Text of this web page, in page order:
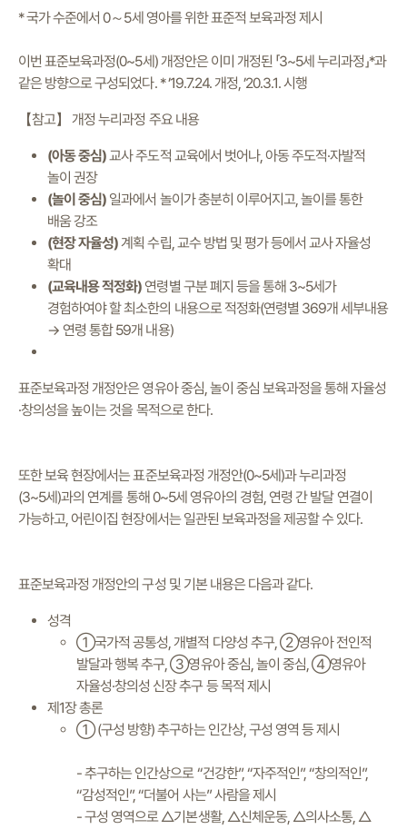
* 국가 수준에서 0～5세 영아를 위한 표준적 보육과정 제시
이번 표준보육과정(0~5세) 개정안은 이미 개정된 「3~5세 누리과정」*과
같은 방향으로 구성되었다. * ’19.7.24. 개정, ’20.3.1. 시행
【참고】 개정 누리과정 주요 내용
(아동 중심)교사 주도적 교육에서 벗어나, 아동 주도적·자발적
놀이 권장
(놀이 중심) 일과에서 놀이가 충분히 이루어지고, 놀이를 통한
배움 강조
(현장 자율성)계획 수립, 교수 방법 및 평가 등에서 교사 자율성
확대
(교육내용 적정화)연령별 구분 폐지 등을 통해 3~5세가
경험하여야 할 최소한의 내용으로 적정화(연령별 369개 세부내용
→ 연령 통합 59개 내용)
표준보육과정 개정안은 영유아 중심, 놀이 중심 보육과정을 통해 자율성
·창의성을 높이는 것을 목적으로 한다.
또한 보육 현장에서는 표준보육과정 개정안(0~5세)과 누리과정
(3~5세)과의 연계를 통해 0~5세 영유아의 경험, 연령 간 발달 연결이
가능하고, 어린이집 현장에서는 일관된 보육과정을 제공할 수 있다.
표준보육과정 개정안의 구성 및 기본 내용은 다음과 같다.
성격
①국가적 공통성, 개별적 다양성 추구, ②영유아 전인적
발달과 행복 추구, ③영유아 중심, 놀이 중심, ④영유아
자율성·창의성 신장 추구 등 목적 제시
제1장 총론
① (구성 방향) 추구하는 인간상, 구성 영역 등 제시
- 추구하는 인간상으로 “건강한”, “자주적인”, “창의적인”,
“감성적인”, “더불어 사는” 사람을 제시
- 구성 영역으로 △기본생활, △신체운동, △의사소통, △